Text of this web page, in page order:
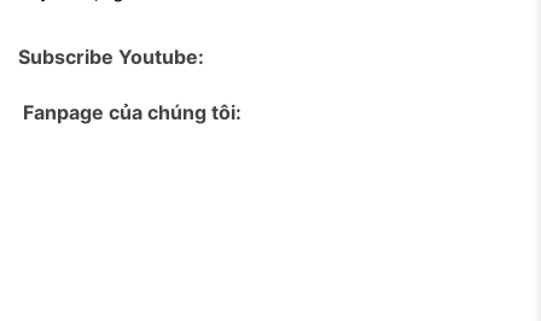
Subscribe Youtube:
Fanpage của chúng tôi: